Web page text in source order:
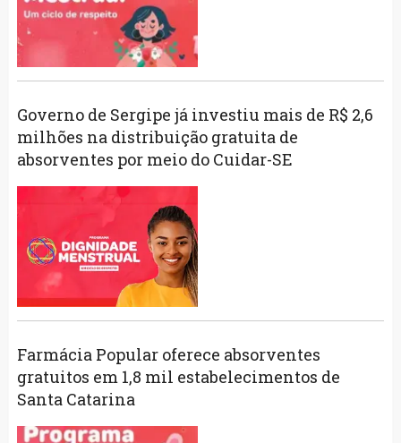
Governo de Sergipe já investiu mais de R$ 2,6
milhões na distribuição gratuita de
absorventes por meio do Cuidar-SE
Farmácia Popular oferece absorventes
gratuitos em 1,8 mil estabelecimentos de
Santa Catarina